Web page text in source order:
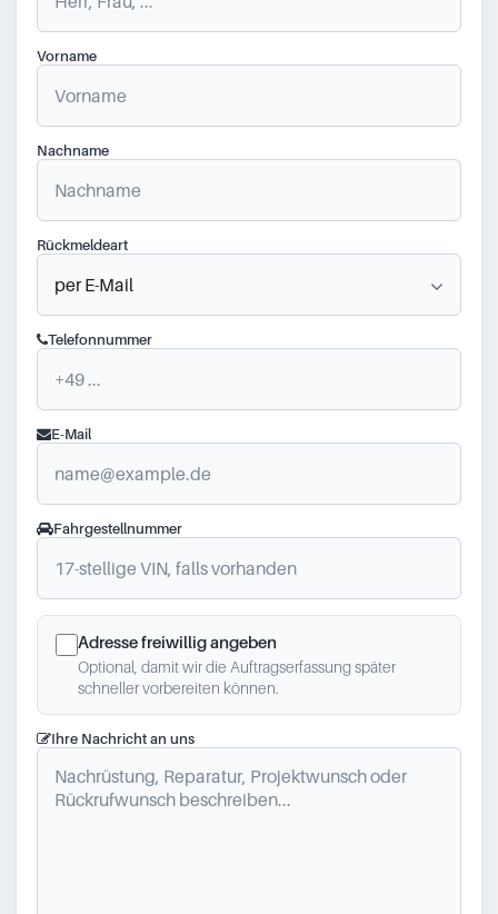
Vorname
Nachname
Rückmeldeart
Telefonnummer
E-Mail
Fahrgestellnummer
Adresse freiwillig angeben
Optional, damit wir die Auftragserfassung später
schneller vorbereiten können.
Ihre Nachricht an uns